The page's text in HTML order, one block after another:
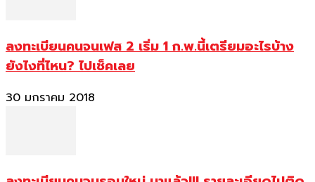
ลงทะเบียนคนจนเฟส 2 เริ่ม 1 ก.พ.นี้เตรียมอะไรบ้าง
ยังไงที่ไหน? ไปเช็คเลย
30 มกราคม 2018